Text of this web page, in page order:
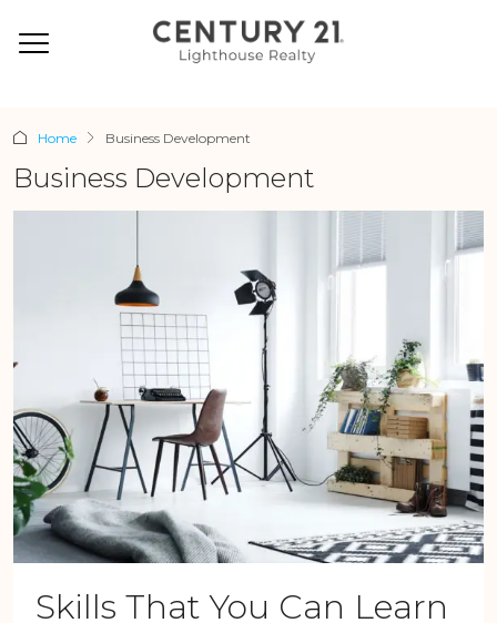
Home Business Development
Business Development
Skills That You Can Learn